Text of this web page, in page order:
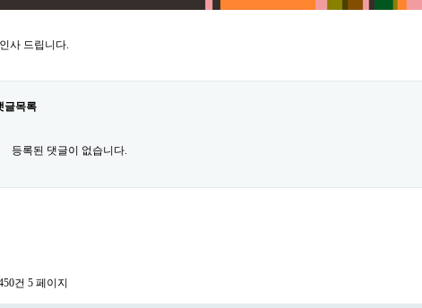
사 드립니다.
글목록
등록된 댓글이 없습니다.
건 5 페이지